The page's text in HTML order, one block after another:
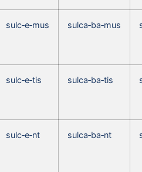
sulc‑e‑mus sulca‑ba‑mus
sulc‑e‑tis sulca‑ba‑tis
sulc‑e‑nt sulca‑ba‑nt